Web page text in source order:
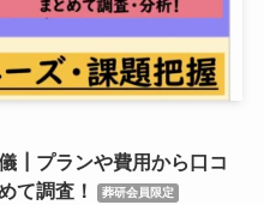
┃プランや費用から口コ
て調査！
葬研会員限定